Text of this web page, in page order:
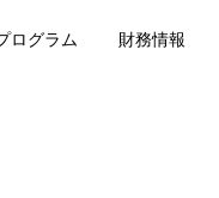
ログラム 財務情報